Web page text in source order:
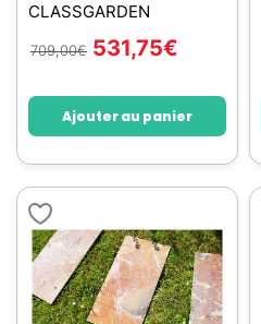
CLASSGARDEN
709,00€ 531,75€
Ajouter au panier